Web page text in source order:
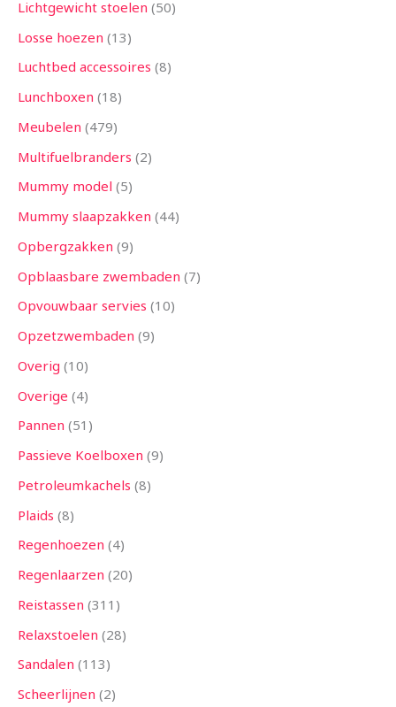
Lichtgewicht stoelen 50
Losse hoezen 13
Luchtbed accessoires 8
Lunchboxen 18
Meubelen 479
Multifuelbranders 2
Mummy model 5
Mummy slaapzakken 44
Opbergzakken 9
Opblaasbare zwembaden 7
Opvouwbaar servies 10
Opzetzwembaden 9
Overig 10
Overige 4
Pannen 51
Passieve Koelboxen 9
Petroleumkachels 8
Plaids 8
Regenhoezen 4
Regenlaarzen 20
Reistassen 311
Relaxstoelen 28
Sandalen 113
Scheerlijnen 2